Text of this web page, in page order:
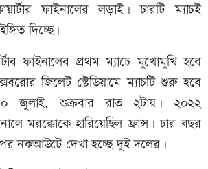
ফাইনালের লড়াই। চারটি ম্যাচই
দিচ্ছে।
ফাইনালের প্রথম ম্যাচে মুখোমুখি হবে
জিলেট স্টেডিয়ামে ম্যাচটি শুরু হবে
জুলাই, শুক্রবার রাত ২টায়। ২০২২
মরক্কোকে হারিয়েছিল ফ্রান্স। চার বছর
নকআউটে দেখা হচ্ছে দুই দলের।